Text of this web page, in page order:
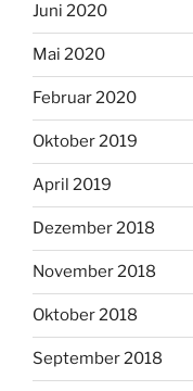
Juni 2020
Mai 2020
Februar 2020
Oktober 2019
April 2019
Dezember 2018
November 2018
Oktober 2018
September 2018